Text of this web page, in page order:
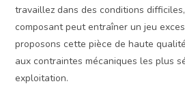
travaillez dans des conditions difficiles,
composant peut entraîner un jeu
proposons cette pièce de haute
aux contraintes mécaniques les plus
exploitation.